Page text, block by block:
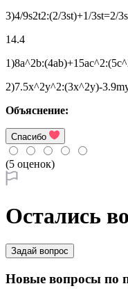
3)4/9s2t2:(2/3st)+1/3st=2/
14.4
2)7.5x^2y^2:(3x^2y)-
Объяснение:
Спасибо
(5 оценок)
Остались
Задай вопрос
Новые вопросы по